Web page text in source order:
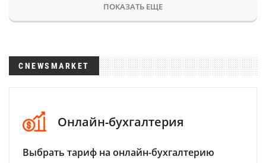
ПОКАЗАТЬ ЕЩЕ
CNEWSMARKET
Онлайн-бухгалтерия
Выбрать тариф на онлайн-бухгалтерию